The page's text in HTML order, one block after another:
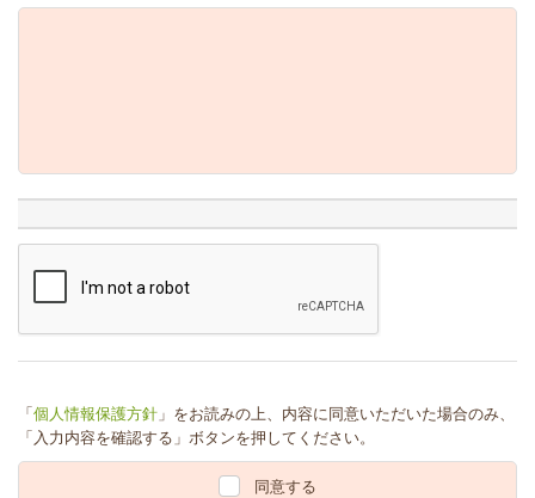
「 個人情報保護方針 」をお読みの上、内容に同意いただいた場合のみ、
「入力内容を確認する」ボタンを押してください。
同意する